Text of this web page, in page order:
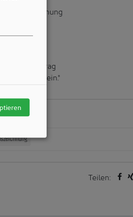
Erwärmung
unter
Beitrag
zu sein."
/ Autors
Teilen: